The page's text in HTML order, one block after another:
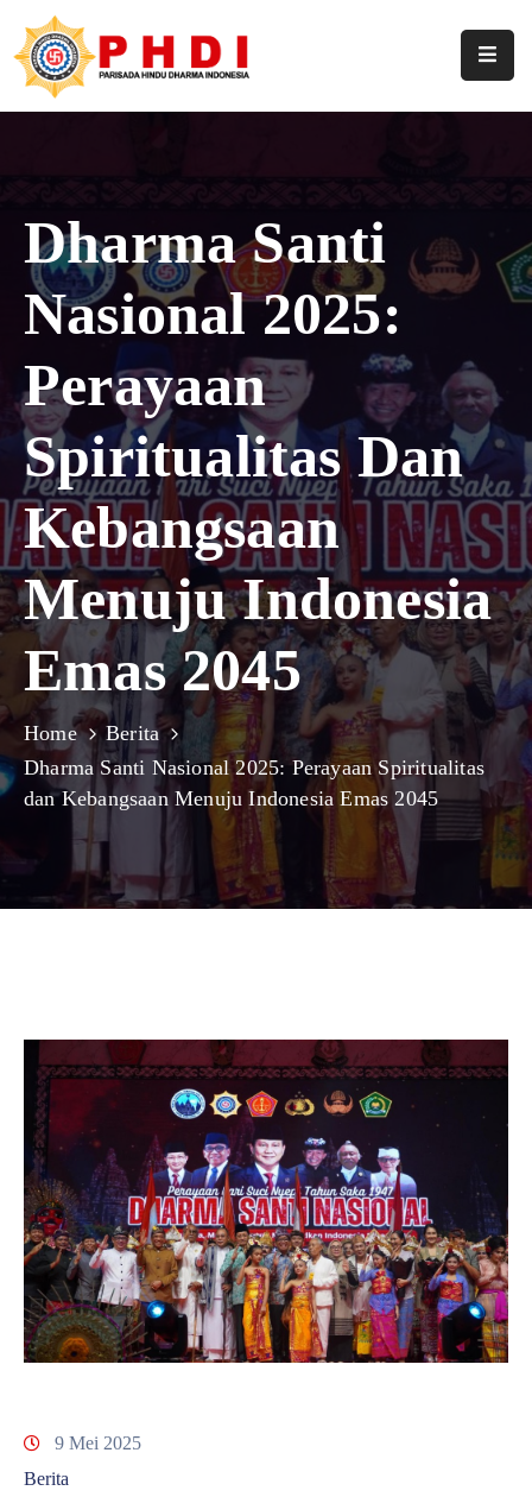
Home
Hasil
Keputusan
Artikel
Pustaka
Dharma Santi
Nasional 2025:
Perayaan
Spiritualitas Dan
Kebangsaan
Menuju Indonesia
Emas 2045
Home
Berita
Dharma Santi Nasional 2025: Perayaan Spiritualitas
dan Kebangsaan Menuju Indonesia Emas 2045
9 Mei 2025
Berita